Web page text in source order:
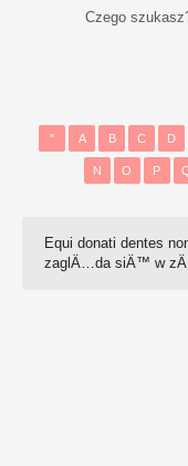
Czego
" A B C D
N O P
Equi donati dentes
zaglÄ…da siÄ™ w